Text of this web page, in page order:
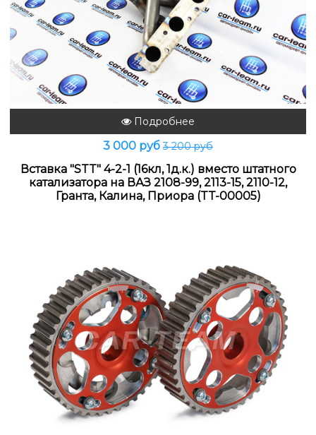
Подробнее
3 000 руб3 200 руб
Вставка "STT" 4-2-1 (16кл, 1д.к.) вместо штатного
катализатора на ВАЗ 2108-99, 2113-15, 2110-12,
Гранта, Калина, Приора (TT-00005)